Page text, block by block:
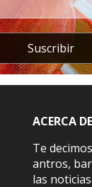
Suscribir
ACERCA
Te
antros,
las